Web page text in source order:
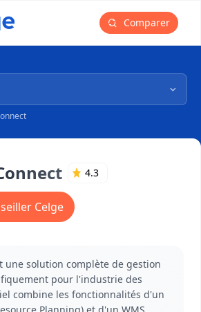
principal Comparer
4.3
Celge
une solution complète de gestion
pour l'industrie des
combine les fonctionnalités d'un